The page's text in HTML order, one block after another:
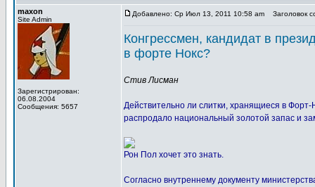
maxon
Site Admin
Зарегистрирован:
06.08.2004
Сообщения: 5657
Добавлено: Ср Июл 13, 2011 10:58 am Заголовок
Конгрессмен, кандидат в
в форте Нокс?
Стив Лисман
Действительно ли слитки, хранящиеся в
распродало национальный золотой запас и
Рон Пол хочет это знать.
Согласно внутреннему документу